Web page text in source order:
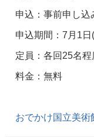
申込：事前申し込
申込期間： 7 月 1 日 (
定員：各回 25名程
料金：無料
おでかけ国立美術